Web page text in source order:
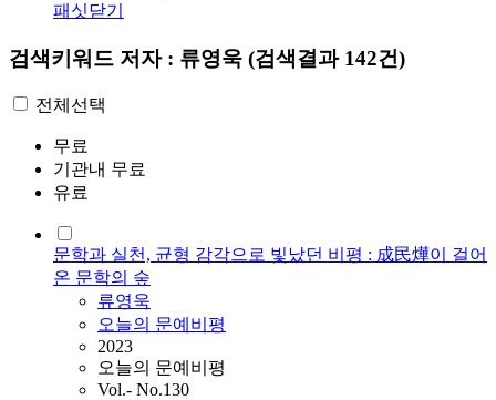
패싯닫기
검색키워드 저자 : 류영욱 (검색결과 142건)
전체선택
무료
기관내 무료
유료
문학과 실천, 균형 감각으로 빛났던 비평 : 成民燁이 걸어
온 문학의 숲
류영욱
오늘의 문예비평
2023
오늘의 문예비평
Vol.- No.130